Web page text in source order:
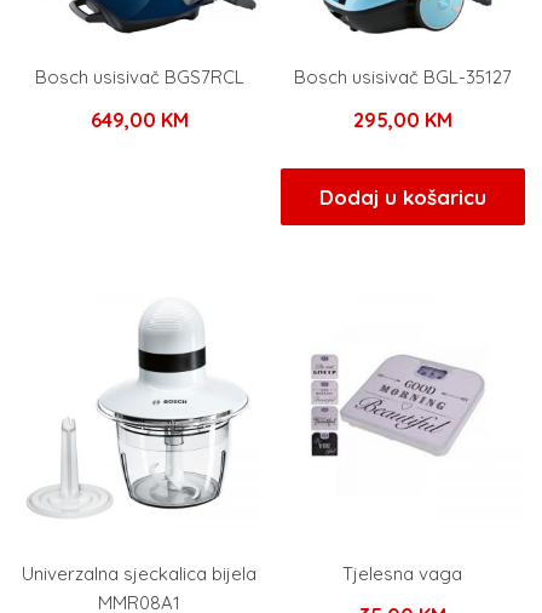
Bosch usisivač BGS7RCL
649,00 KM
Bosch usisivač BGL-35127
295,00 KM
Dodaj u košaricu
Univerzalna sjeckalica bijela
MMR08A1
Tjelesna vaga